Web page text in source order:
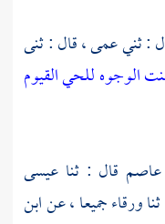
: ثني عمى ، قال : ثنى
الوجوه للحي القيوم
عاصم قال : ثنا عيسى
ورقاءجميعا ، عنابن